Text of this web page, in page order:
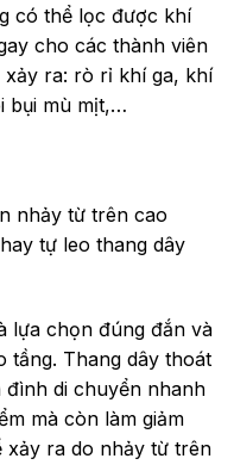
có thể lọc được khí
cho các thành viên
ra: rò rỉ khí ga, khí
bụi mù mịt,…
nhảy từ trên cao
tự leo thang dây
lựa chọn đúng đắn và
tầng. Thang dây thoát
đình di chuyển nhanh
mà còn làm giảm
xảy ra do nhảy từ trên